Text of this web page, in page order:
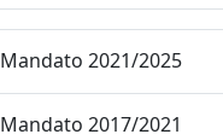
Mandato 2021/2025
Mandato 2017/2021